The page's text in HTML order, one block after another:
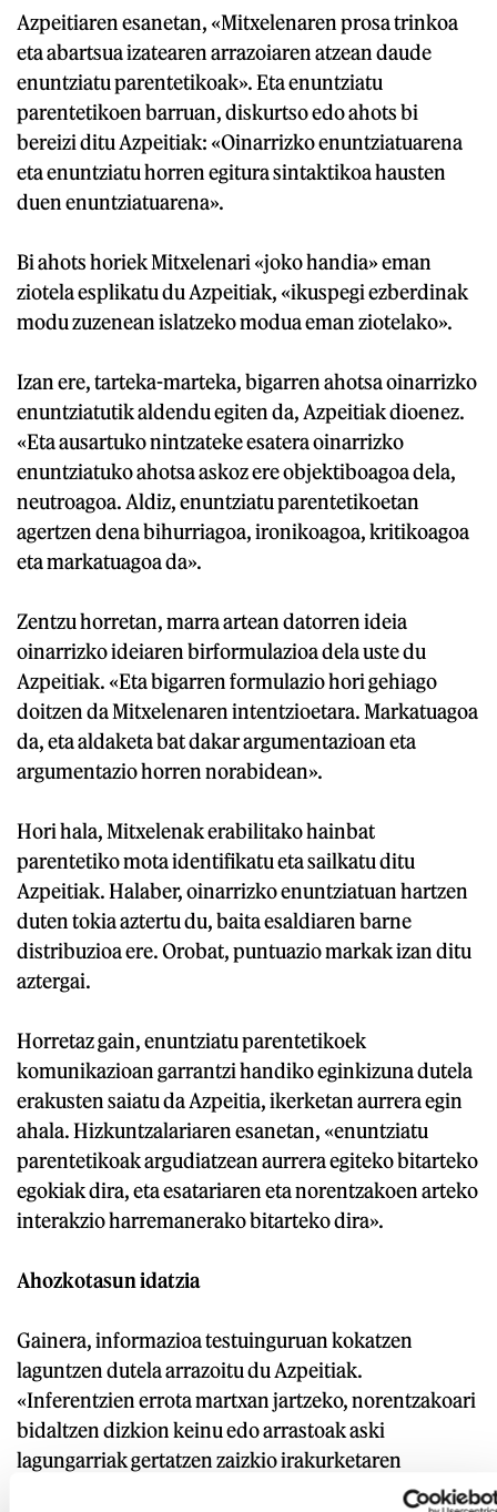
Azpeitiaren esanetan, «Mitxelenaren prosa trinkoa
eta abartsua izatearen arrazoiaren atzean daude
enuntziatu parentetikoak». Eta enuntziatu
parentetikoen barruan, diskurtso edo ahots bi
bereizi ditu Azpeitiak: «Oinarrizko enuntziatuarena
eta enuntziatu horren egitura sintaktikoa hausten
duen enuntziatuarena».
Bi ahots horiek Mitxelenari «joko handia» eman
ziotela esplikatu du Azpeitiak, «ikuspegi ezberdinak
modu zuzenean islatzeko modua eman ziotelako».
Izan ere, tarteka-marteka, bigarren ahotsa oinarrizko
enuntziatutik aldendu egiten da, Azpeitiak dioenez.
«Eta ausartuko nintzateke esatera oinarrizko
enuntziatuko ahotsa askoz ere objektiboagoa dela,
neutroagoa. Aldiz, enuntziatu parentetikoetan
agertzen dena bihurriagoa, ironikoagoa, kritikoagoa
eta markatuagoa da».
Zentzu horretan, marra artean datorren ideia
oinarrizko ideiaren birformulazioa dela uste du
Azpeitiak. «Eta bigarren formulazio hori gehiago
doitzen da Mitxelenaren intentzioetara. Markatuagoa
da, eta aldaketa bat dakar argumentazioan eta
argumentazio horren norabidean».
Hori hala, Mitxelenak erabilitako hainbat
parentetiko mota identifikatu eta sailkatu ditu
Azpeitiak. Halaber, oinarrizko enuntziatuan hartzen
duten tokia aztertu du, baita esaldiaren barne
distribuzioa ere. Orobat, puntuazio markak izan ditu
aztergai.
Horretaz gain, enuntziatu parentetikoek
komunikazioan garrantzi handiko eginkizuna dutela
erakusten saiatu da Azpeitia, ikerketan aurrera egin
ahala. Hizkuntzalariaren esanetan, «enuntziatu
parentetikoak argudiatzean aurrera egiteko bitarteko
egokiak dira, eta esatariaren eta norentzakoen arteko
interakzio harremanerako bitarteko dira».
Ahozkotasun idatzia
Gainera, informazioa testuinguruan kokatzen
laguntzen dutela arrazoitu du Azpeitiak.
«Inferentzien errota martxan jartzeko, norentzakoari
bidaltzen dizkion keinu edo arrastoak aski
lagungarriak gertatzen zaizkio irakurketaren
interpretazioa testutik bertatik bideratzeko». Era